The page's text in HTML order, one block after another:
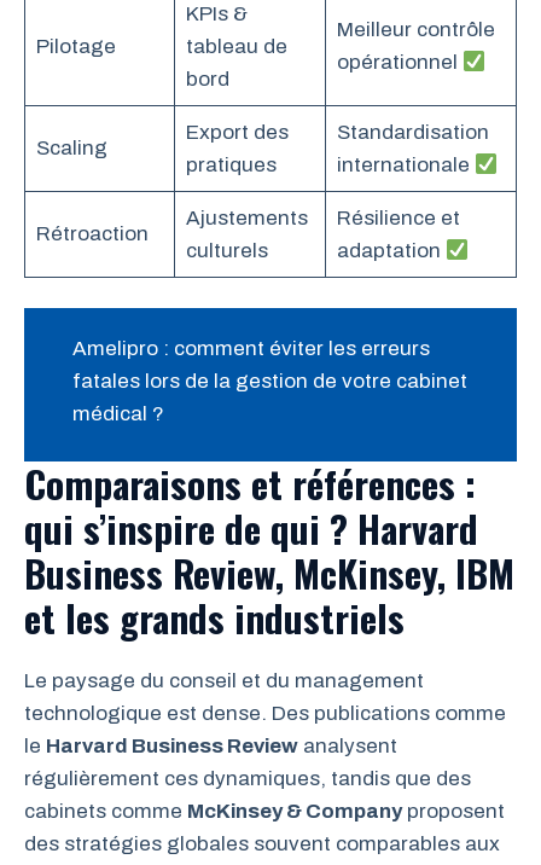
Pilotage
KPIs &
tableau de
bord
Meilleur contrôle
opérationnel
Scaling
Export des
pratiques
Standardisation
internationale
Rétroaction
Ajustements
culturels
Résilience et
adaptation
Amelipro : comment éviter les erreurs
fatales lors de la gestion de votre cabinet
médical ?
Comparaisons et références :
qui s’inspire de qui ? Harvard
Business Review, McKinsey, IBM
et les grands industriels
Le paysage du conseil et du management
technologique est dense. Des publications comme
le Harvard Business Review analysent
régulièrement ces dynamiques, tandis que des
cabinets comme McKinsey & Companyproposent
des stratégies globales souvent comparables aux